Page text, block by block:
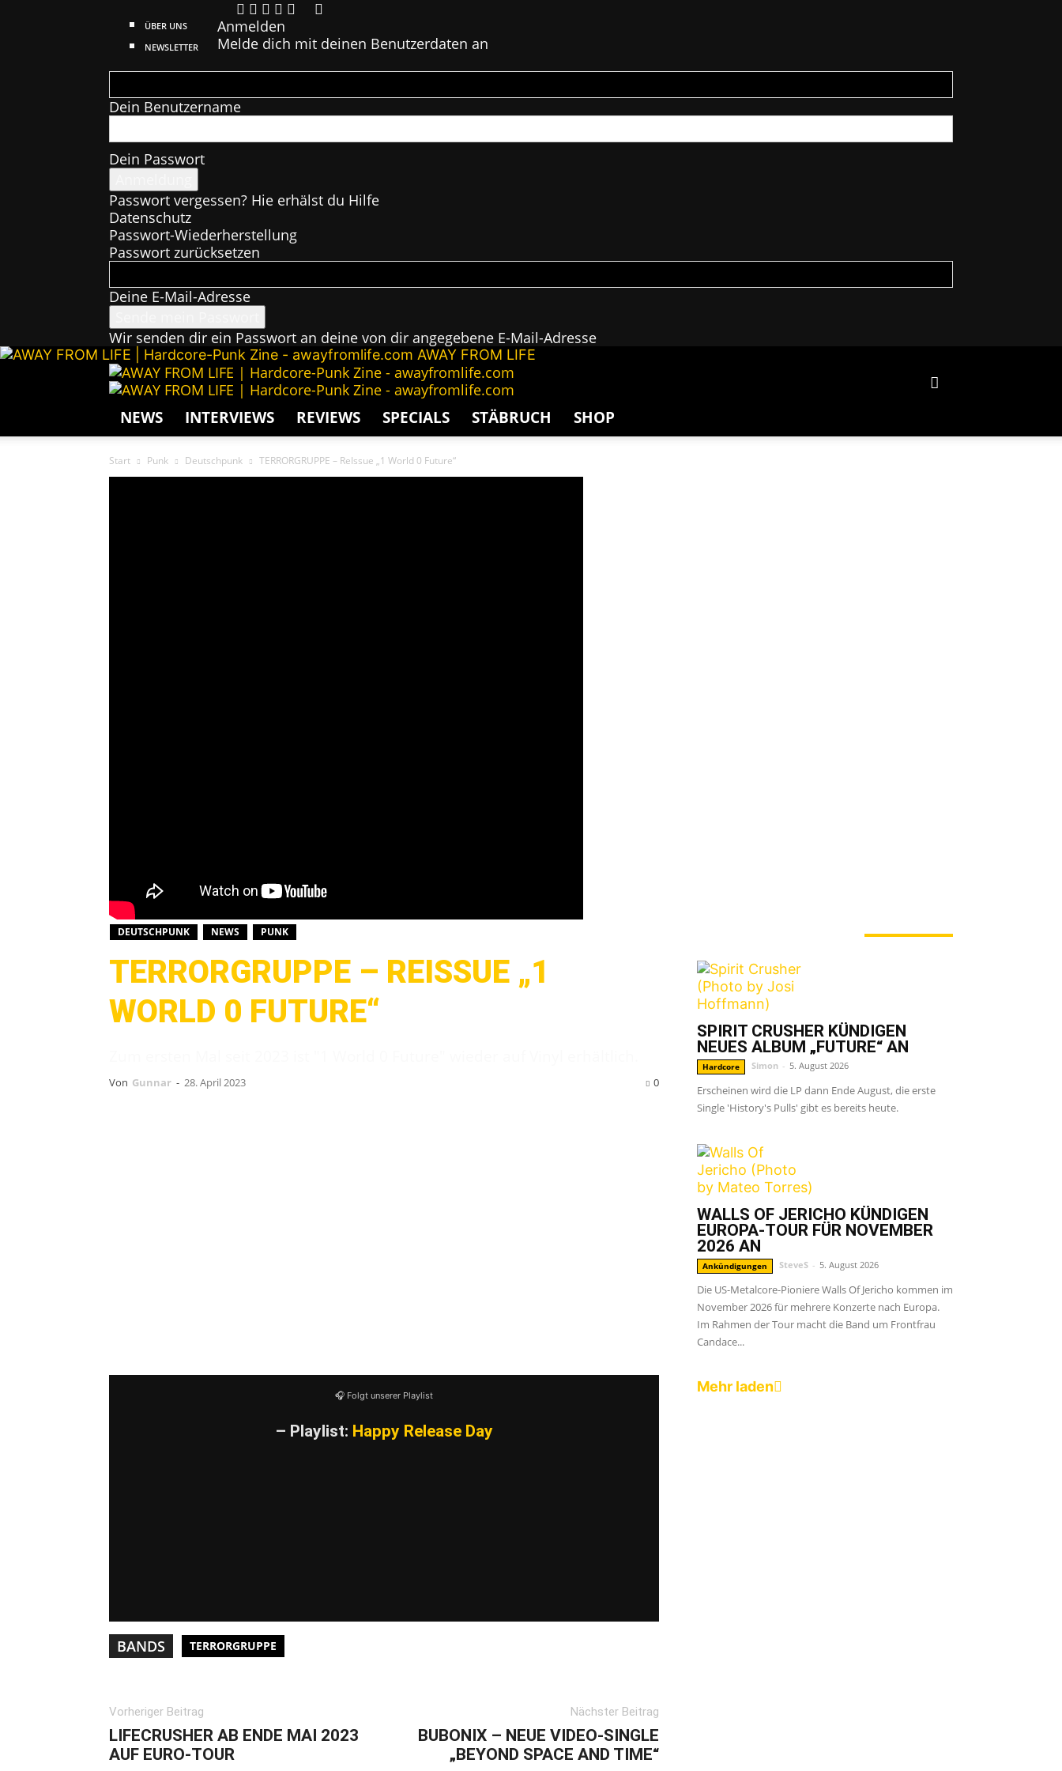
ÜBER UNS
NEWSLETTER
Anmelden
Melde dich mit deinen Benutzerdaten an
Dein Benutzername
Dein Passwort
Passwort vergessen? Hie erhälst du Hilfe
Datenschutz
Passwort-Wiederherstellung
Passwort zurücksetzen
Deine E-Mail-Adresse
Wir senden dir ein Passwort an deine von dir angegebene E-Mail-Adresse
AWAY FROM LIFE
NEWS INTERVIEWS REVIEWS SPECIALS STÄBRUCH SHOP
Start Punk Deutschpunk TERRORGRUPPE – ReIssue „1 World 0 Future“
DEUTSCHPUNK NEWS PUNK
TERRORGRUPPE – REISSUE „1
WORLD 0 FUTURE“
Von Gunnar - 28. April 2023 0
🎧 Folgt unserer Playlist
– Playlist: Happy Release Day
BANDS TERRORGRUPPE
Vorheriger Beitrag
LIFECRUSHER AB ENDE MAI 2023
AUF EURO-TOUR
Nächster Beitrag
BUBONIX – NEUE VIDEO-SINGLE
„BEYOND SPACE AND TIME“
SPIRIT CRUSHER KÜNDIGEN
NEUES ALBUM „FUTURE“ AN
Hardcore Simon - 5. August 2026
Erscheinen wird die LP dann Ende August, die erste
Single 'History's Pulls' gibt es bereits heute.
WALLS OF JERICHO KÜNDIGEN
EUROPA-TOUR FÜR NOVEMBER
2026 AN
Ankündigungen SteveS - 5. August 2026
Die US-Metalcore-Pioniere Walls Of Jericho kommen im
November 2026 für mehrere Konzerte nach Europa.
Im Rahmen der Tour macht die Band um Frontfrau
Candace...
Mehr laden